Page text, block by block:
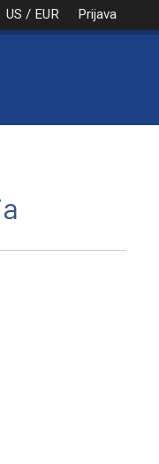
Prijava
US / EUR